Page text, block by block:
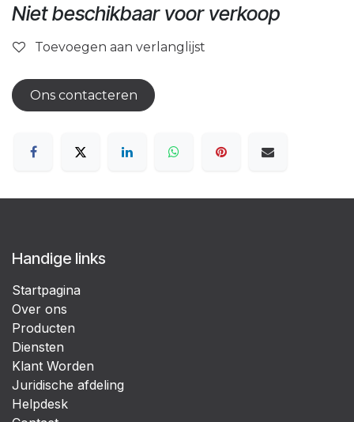
Niet beschikbaar voor verkoop
Toevoegen aan verlanglijst
Ons contacteren
Handige links
Startpagina
Over ons
Producten
Diensten
Klant Worden
Juridische afdeling
Helpdesk